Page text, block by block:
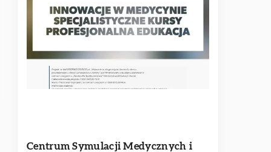
Centrum Symulacji Medycznych i